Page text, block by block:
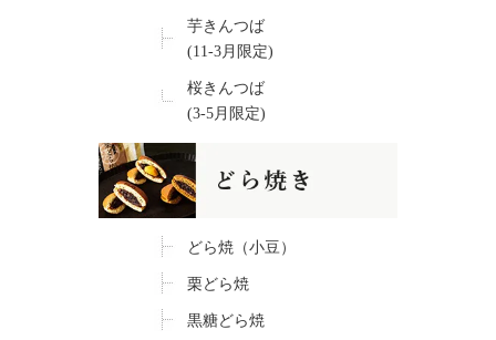
芋きんつば
(11-3月限定)
桜きんつば
(3-5月限定)
どら焼（小豆）
栗どら焼
黒糖どら焼